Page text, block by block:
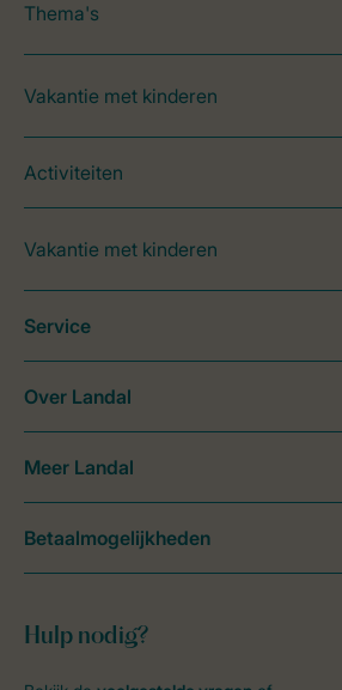
Thema's
Vakantie met kinderen
Activiteiten
Vakantie met kinderen
Hulp nodig?
Service
Over Landal
Meer Landal
Betaalmogelijkheden